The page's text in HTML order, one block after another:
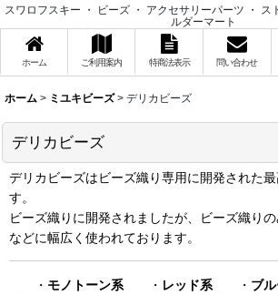
スワロフスキー ・ ビーズ ・ アクセサリーパーツ ・
ルダーマート
ホーム ご利用案内 特商法表示 問い合わせ
ホーム > ミユキビーズ > デリカビーズ
デリカビーズ
デリカビーズはビーズ織り専用に開発された
す。
ビーズ織りに開発されましたが、ビーズ織り
などに幅広く使われております。
・ モノトーン系 ・ レッド系 ・ ブ